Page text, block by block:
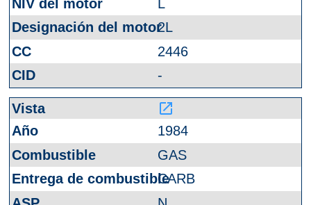
L
2L
2446
-
launch
1984
GAS
CARB